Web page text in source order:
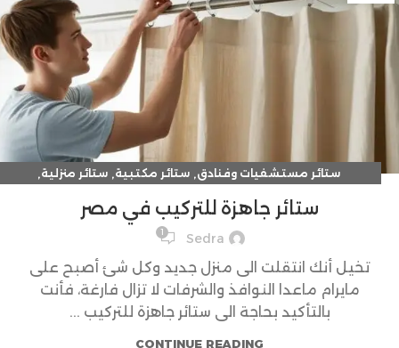
ستائر مستشفيات وفنادق,ستائر مكتبية,ستائر منزلية,
ستائر جاهزة للتركيب في مصر
Sedra
1
تخيل أنك انتقلت الى منزل جديد وكل شئ أصبح على
مايرام ماعدا النوافذ والشرفات لا تزال فارغة، فأنت
بالتأكيد بحاجة الى ستائر جاهزة للتركيب ...
CONTINUE READING